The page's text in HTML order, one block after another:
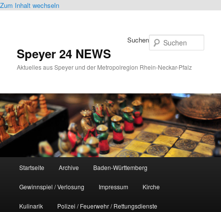
Zum Inhalt wechseln
Speyer 24 NEWS
Aktuelles aus Speyer und der Metropolregion Rhein-Neckar-Pfalz
Suchen
Startseite Archive Baden-Württemberg
Gewinnspiel / Verlosung Impressum Kirche
Kulinarik Polizei / Feuerwehr / Rettungsdienste